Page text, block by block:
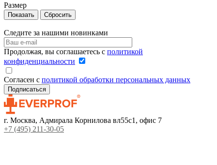
Размер
Сбросить
Следите за нашими новинками
Продолжая, вы соглашаетесь с политикой
конфиденциальности
Согласен с политикой обработки персональных данных
г. Москва, Адмирала Корнилова вл55с1, офис 7
+7 (495) 211-30-05